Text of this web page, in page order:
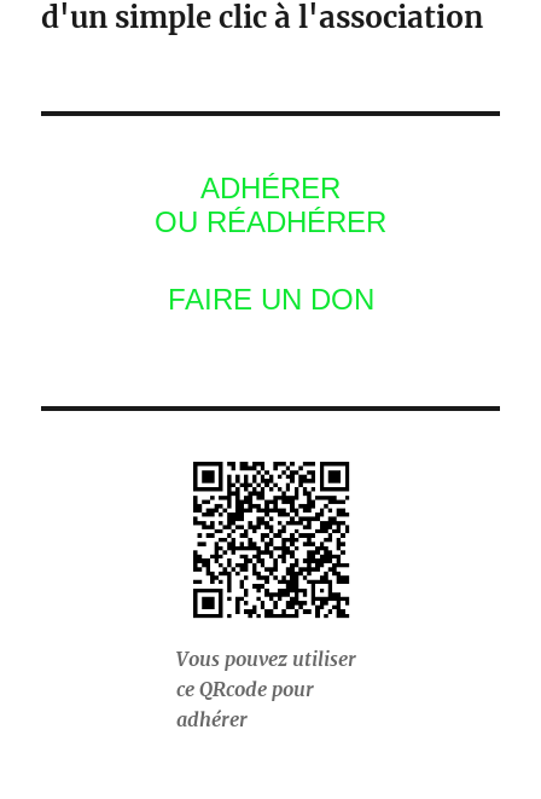
d'un simple clic à l'association
ADHÉRER
OU RÉADHÉRER
FAIRE UN DON
Vous pouvez utiliser
ce QRcode pour
adhérer